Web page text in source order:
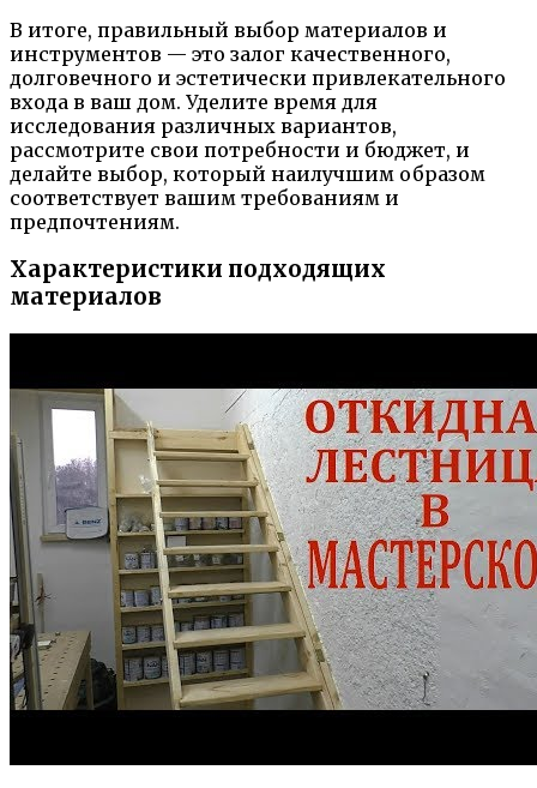
В итоге, правильный выбор материалов и
инструментов — это залог качественного,
долговечного и эстетически привлекательного
входа в ваш дом. Уделите время для
исследования различных вариантов,
рассмотрите свои потребности и бюджет, и
делайте выбор, который наилучшим образом
соответствует вашим требованиям и
предпочтениям.
Характеристики подходящих
материалов